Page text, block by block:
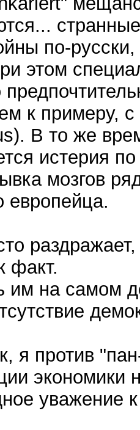
по-
этом
к примеру,
В то же
истерия
мозгов
европейца.
факт.
им на самом
я против
экономики
уважение к